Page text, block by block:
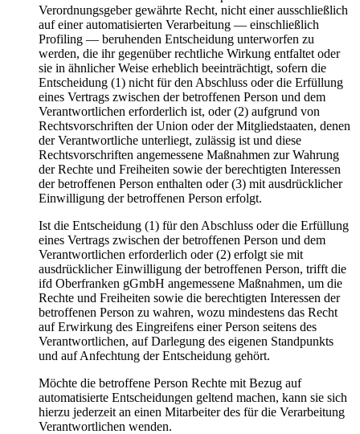
Verordnungsgeber gewährte Recht, nicht einer ausschließlich
auf einer automatisierten Verarbeitung — einschließlich
Profiling — beruhenden Entscheidung unterworfen zu
werden, die ihr gegenüber rechtliche Wirkung entfaltet oder
sie in ähnlicher Weise erheblich beeinträchtigt, sofern die
Entscheidung (1) nicht für den Abschluss oder die Erfüllung
eines Vertrags zwischen der betroffenen Person und dem
Verantwortlichen erforderlich ist, oder (2) aufgrund von
Rechtsvorschriften der Union oder der Mitgliedstaaten, denen
der Verantwortliche unterliegt, zulässig ist und diese
Rechtsvorschriften angemessene Maßnahmen zur Wahrung
der Rechte und Freiheiten sowie der berechtigten Interessen
der betroffenen Person enthalten oder (3) mit ausdrücklicher
Einwilligung der betroffenen Person erfolgt.
Ist die Entscheidung (1) für den Abschluss oder die Erfüllung
eines Vertrags zwischen der betroffenen Person und dem
Verantwortlichen erforderlich oder (2) erfolgt sie mit
ausdrücklicher Einwilligung der betroffenen Person, trifft die
ifd Oberfranken gGmbH angemessene Maßnahmen, um die
Rechte und Freiheiten sowie die berechtigten Interessen der
betroffenen Person zu wahren, wozu mindestens das Recht
auf Erwirkung des Eingreifens einer Person seitens des
Verantwortlichen, auf Darlegung des eigenen Standpunkts
und auf Anfechtung der Entscheidung gehört.
Möchte die betroffene Person Rechte mit Bezug auf
automatisierte Entscheidungen geltend machen, kann sie sich
hierzu jederzeit an einen Mitarbeiter des für die Verarbeitung
Verantwortlichen wenden.